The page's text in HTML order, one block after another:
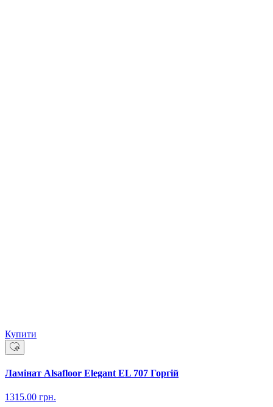
Купити
Ламінат Alsafloor Elegant EL 707 Горгій
1315.00 грн.